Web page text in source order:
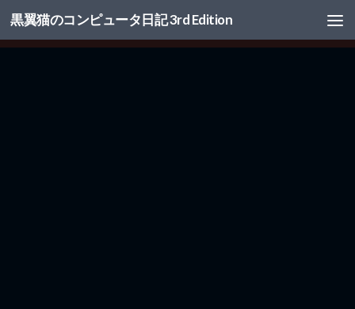
コンテンツへスキップ
黒翼猫のコンピュータ日記 3rd Edition